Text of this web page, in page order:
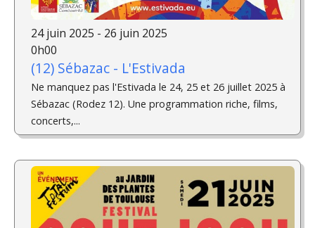
24 juin 2025 - 26 juin 2025
0h00
(12) Sébazac - L'Estivada
Ne manquez pas l'Estivada le 24, 25 et 26 juillet 2025 à
Sébazac (Rodez 12). Une programmation riche, films,
concerts,...